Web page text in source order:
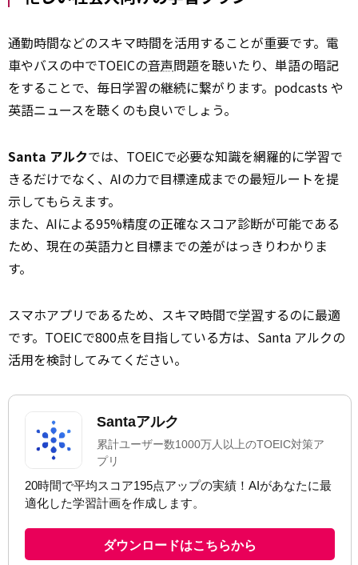
通勤時間などのスキマ時間を活用することが重要です。電
車やバスの中でTOEICの音声問題を聴いたり、単語の暗記
をすることで、毎日学習の継続に繋がります。podcasts や
英語ニュースを聴くのも良いでしょう。
Santa アルクでは、TOEICで必要な知識を網羅的に学習で
きるだけでなく、AIの力で目標達成までの最短ルートを提
示してもらえます。
また、AIによる95%精度の正確なスコア診断が可能である
ため、現在の英語力と目標までの差がはっきりわかりま
す。
スマホアプリであるため、スキマ時間で学習するのに最適
です。TOEICで800点を目指している方は、Santa アルクの
活用を検討してみてください。